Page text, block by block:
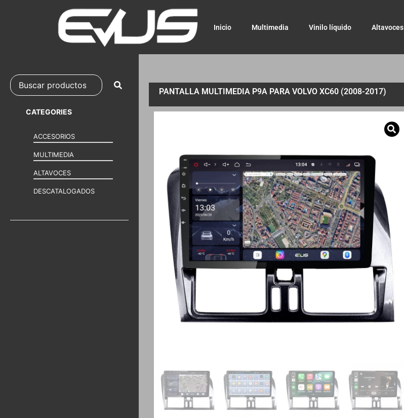
Inicio Multimedia Vinilo líquido Altavoces
CATEGORIES
ACCESORIOS
MULTIMEDIA
ALTAVOCES
DESCATALOGADOS
PANTALLA MULTIMEDIA P9A PARA VOLVO XC60 (2008-2017)